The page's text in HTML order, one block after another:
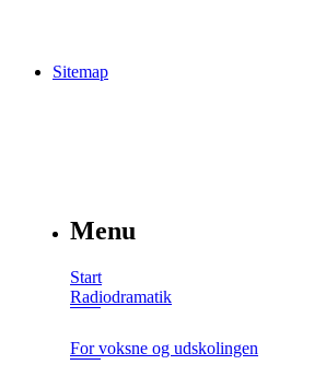
Sitemap
Menu
Start
Radiodramatik
For voksne og udskolingen